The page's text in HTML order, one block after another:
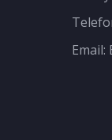
Email: